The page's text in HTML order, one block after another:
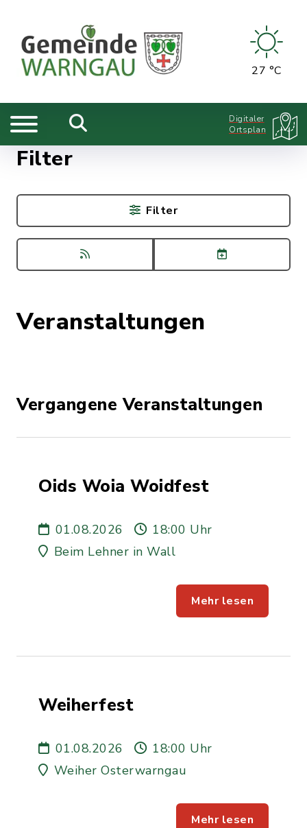
27 °C
Digitaler
Ortsplan
Veranstaltungen
Vergangene Veranstaltungen
Oids Woia Woidfest
01.08.2026
18:00 Uhr
Beim Lehner in Wall
Mehr lesen
Weiherfest
01.08.2026
18:00 Uhr
Weiher Osterwarngau
Mehr lesen
Filter
Filter